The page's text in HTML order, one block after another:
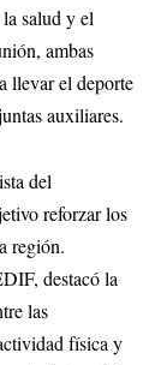
salud y el
ambas
llevar el deporte
auxiliares.
del
reforzar los
región.
destacó la
las
física y